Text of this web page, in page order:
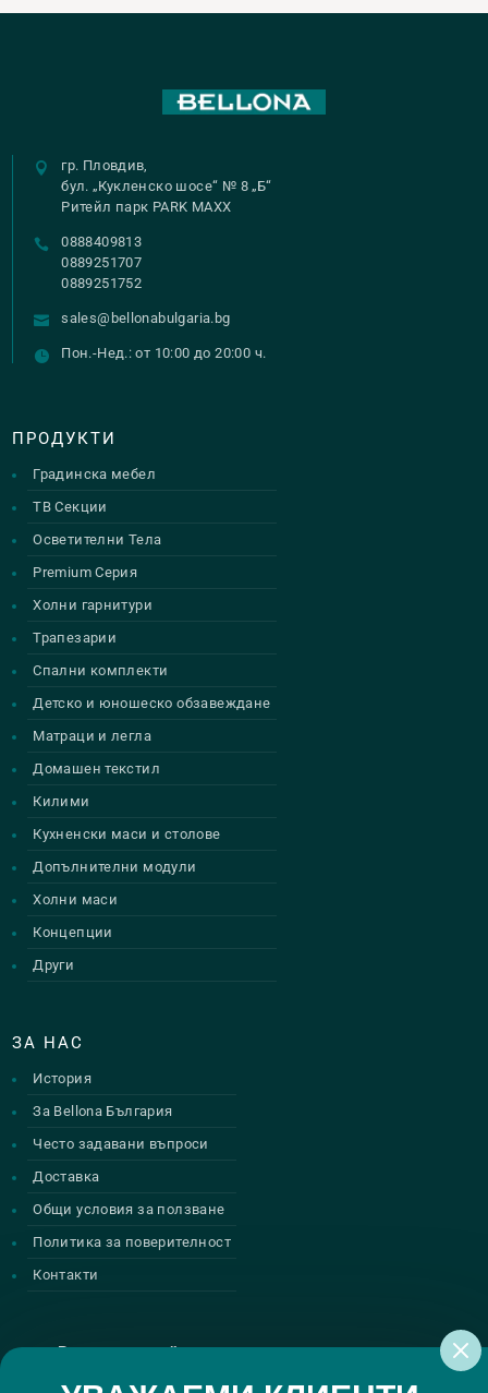
гр. Пловдив,
бул. „Кукленско шосе“ № 8 „Б“
Ритейл парк PARK MAXX
0888409813
0889251707
0889251752
sales@bellonabulgaria.bg
Пон.-Нед.: от 10:00 до 20:00 ч.
ПРОДУКТИ
Градинска мебел
ТВ Секции
Осветителни Тела
Premium Серия
Холни гарнитури
Трапезарии
Спални комплекти
Детско и юношеско обзавеждане
Матраци и легла
Домашен текстил
Килими
Кухненски маси и столове
Допълнителни модули
Холни маси
Концепции
Други
ЗА НАС
История
За Bellona България
Често задавани въпроси
Доставка
Общи условия за ползване
Политика за поверителност
Контакти
Регистрирай се за нашите атрактивни